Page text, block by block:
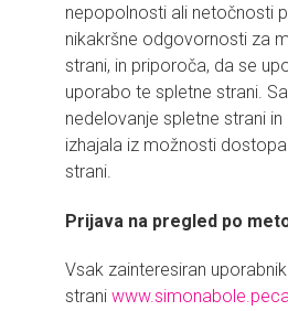
nepopolnosti ali netočnosti
nikakršne odgovornosti za
strani, in priporoča, da se
uporabo te spletne strani.
nedelovanje spletne strani
izhajala iz možnosti
strani.
Prijava na pregled po
Vsak zainteresiran
strani